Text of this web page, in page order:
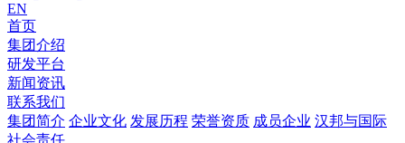
EN
首页
集团介绍
研发平台
新闻资讯
联系我们
集团简介 企业文化 发展历程 荣誉资质 成员企业 汉邦与国际
社会责任